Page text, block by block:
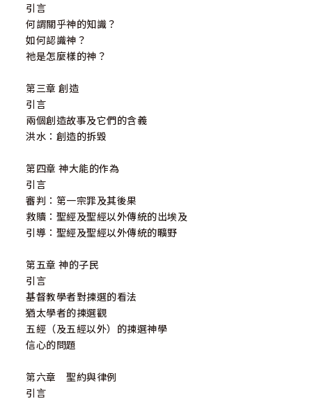
引言
何謂關乎神的知識？
如何認識神？
祂是怎麼樣的神？
第三章 創造
引言
兩個創造故事及它們的含義
洪水：創造的拆毀
第四章 神大能的作為
引言
審判：第一宗罪及其後果
救贖：聖經及聖經以外傳統的出埃及
引導：聖經及聖經以外傳統的曠野
第五章 神的子民
引言
基督教學者對揀選的看法
猶太學者的揀選觀
五經（及五經以外）的揀選神學
信心的問題
第六章 聖約與律例
引言